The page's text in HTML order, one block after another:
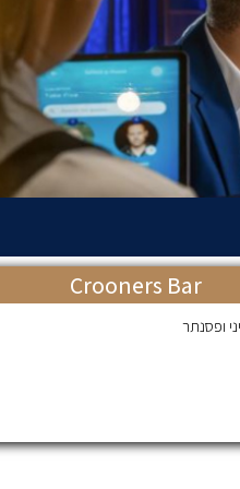
Crooners Bar
ופסנתר